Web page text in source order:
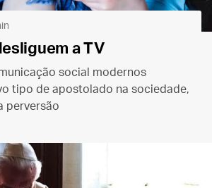
a TV
social modernos
tipo de apostolado na sociedade,
perversão